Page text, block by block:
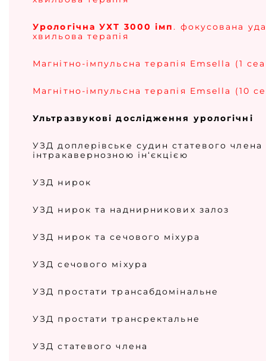
Урологічна УХТ 3000 імп. фокусована
хвильова терапія
Магнітно-імпульсна терапія Emsella (1
Магнітно-імпульсна терапія Emsella (10
Ультразвукові дослідження урологічні
УЗД доплерівське судин статевого члена
інтракавернозною ін‘єкцією
УЗД нирок
УЗД нирок та наднирникових залоз
УЗД нирок та сечового міхура
УЗД сечового міхура
УЗД простати трансабдомінальне
УЗД простати трансректальне
УЗД статевого члена